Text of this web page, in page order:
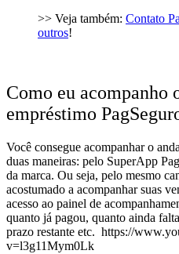
>> Veja também: Contato
outros!
Como eu acompanho
empréstimo
Você consegue acompanhar o
duas maneiras: pelo SuperApp
da marca. Ou seja, pelo mesmo
acostumado a acompanhar suas
acesso ao painel de
quanto já pagou, quanto ainda
prazo restante etc. https://
v=l3g11Mym0Lk